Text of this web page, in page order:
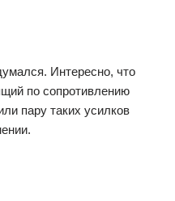
Интересно, что
по сопротивлению
пару таких усилков